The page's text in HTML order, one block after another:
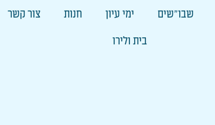
שבו"שים ימי עיון חנות צור קשר
בית ולירו